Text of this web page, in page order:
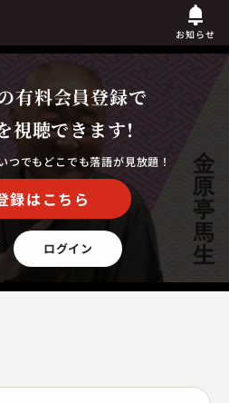
お知らせ
有料会員登録で
視聴できます!
つでもどこでも落語が見放題！
録はこちら
ログイン